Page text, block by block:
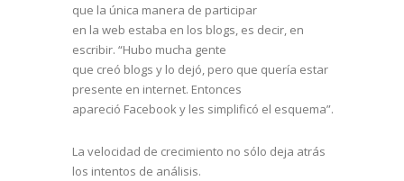
que la única manera de participar
en la web estaba en los blogs, es decir, en
escribir. “Hubo mucha gente
que creó blogs y lo dejó, pero que quería estar
presente en internet. Entonces
apareció Facebook y les simplificó el esquema”.
La velocidad de crecimiento no sólo deja atrás
los intentos de análisis.